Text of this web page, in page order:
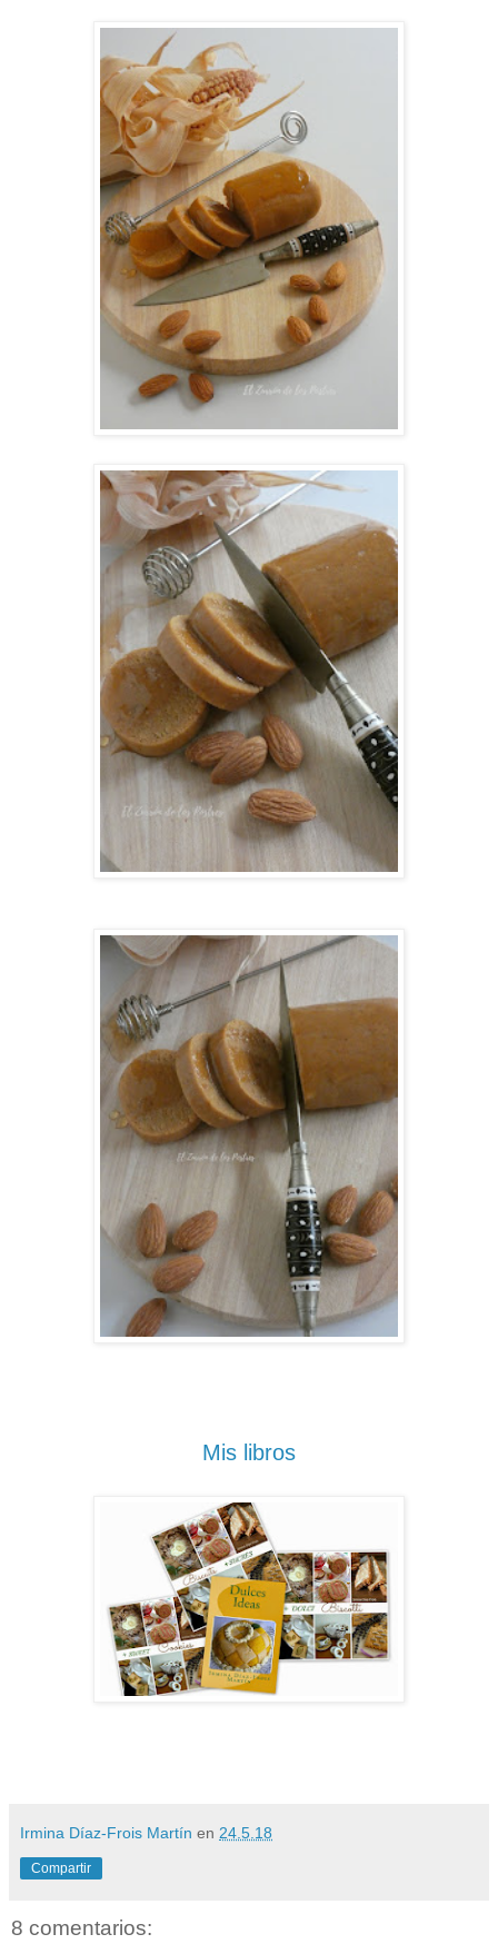
Mis libros
Irmina Díaz-Frois Martín en 24.5.18
Compartir
8 comentarios: